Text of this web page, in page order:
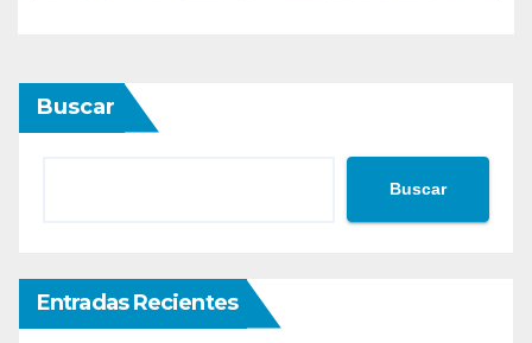
Buscar
Buscar
Entradas Recientes